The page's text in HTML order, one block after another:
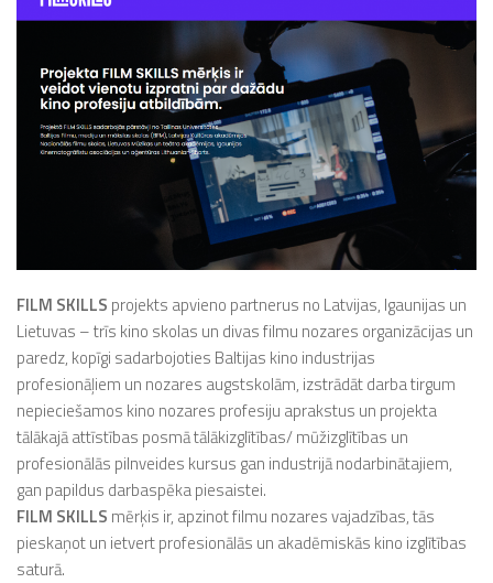
FILM SKILLS projekts apvieno partnerus no Latvijas, Igaunijas un
Lietuvas – trīs kino skolas un divas filmu nozares organizācijas un
paredz, kopīgi sadarbojoties Baltijas kino industrijas
profesionāļiem un nozares augstskolām, izstrādāt darba tirgum
nepieciešamos kino nozares profesiju aprakstus un projekta
tālākajā attīstības posmā tālākizglītības/ mūžizglītības un
profesionālās pilnveides kursus gan industrijā nodarbinātajiem,
gan papildus darbaspēka piesaistei.
FILM SKILLS mērķis ir, apzinot filmu nozares vajadzības, tās
pieskaņot un ietvert profesionālās un akadēmiskās kino izglītības
saturā.